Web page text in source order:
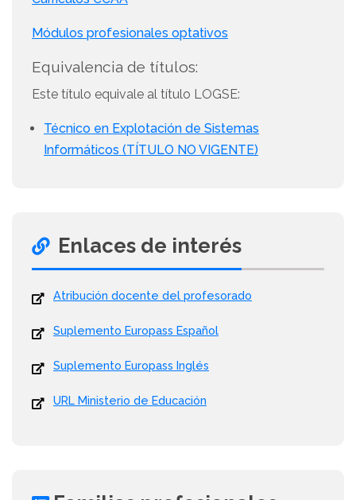
Módulos profesionales optativos
Equivalencia de títulos:
Este título equivale al título LOGSE:
Técnico en Explotación de Sistemas
Informáticos (TÍTULO NO VIGENTE)
Enlaces de interés
Atribución docente del profesorado
Suplemento Europass Español
Suplemento Europass Inglés
URL Ministerio de Educación